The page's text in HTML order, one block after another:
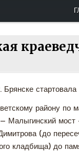
Брянске
району
Малыгинский
(до
кладбища) до